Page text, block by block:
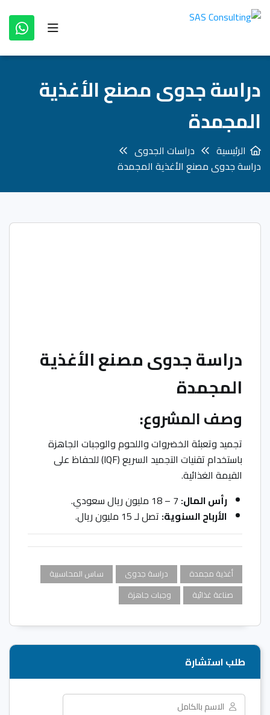
دراسة جدوى مصنع الأغذية
المجمدة
الرئيسية
دراسات الجدوى
دراسة جدوى مصنع الأغذية المجمدة
دراسة جدوى مصنع الأغذية
المجمدة
وصف المشروع:
تجميد وتعبئة الخضروات واللحوم والوجبات الجاهزة
باستخدام تقنيات التجميد السريع (IQF) للحفاظ على
القيمة الغذائية.
رأس المال:7 – 18 مليون ريال سعودي.
الأرباح السنوية:تصل لـ 15 مليون ريال.
أغذية مجمدة دراسة جدوى
ساس المحاسبية
صناعة غذائية
وجبات جاهزة
طلب استشارة